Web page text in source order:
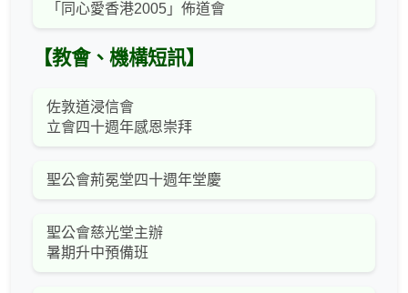
「同心愛香港2005」佈道會
【教會、機構短訊】
佐敦道浸信會
立會四十週年感恩崇拜
聖公會荊冕堂四十週年堂慶
聖公會慈光堂主辦
暑期升中預備班